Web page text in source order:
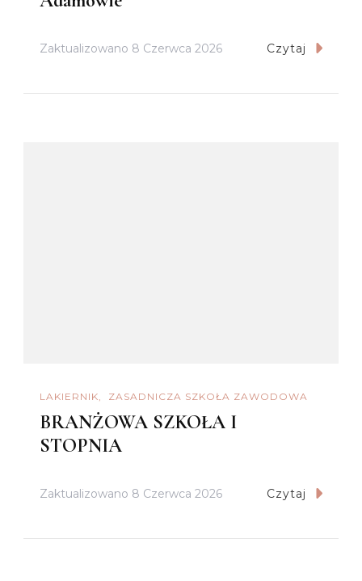
Zaktualizowano 8 Czerwca 2026 Czytaj
LAKIERNIK ZASADNICZA SZKOŁA ZAWODOWA
BRANŻOWA SZKOŁA I
STOPNIA
Zaktualizowano 8 Czerwca 2026 Czytaj